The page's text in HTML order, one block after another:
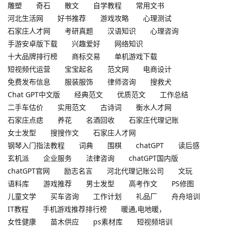
雕塑 奇石 散文 自学教程
常用文书
河北生活网
好书推荐 游戏攻略
心理测试
石家庄人才网
考研真题 汉语知识
心理咨询
手游安卓版下载
兴趣爱好
网络知识
十大品牌排行榜
商标交易
单机游戏下载
短视频代运营
宝宝起名 范文网
电商设计
免费发布信息
服装服饰 律师咨询
搜救犬
Chat GPT中文版
经典范文 优质范文
工作总结
二手车估价
实用范文 古诗词
衡水人才网
石家庄点痣
养花 名酒回收
石家庄代理记账
女士发型
搜搜作文
石家庄人才网
钢琴入门指法教程
词典 围棋 chatGPT
读后感
玄机派
企业服务 法律咨询
chatGPT国内版
chatGPT官网
励志名言 河北代理记账公司
文玩
语料库
游戏推荐 男士发型 高考作文
PS修图
儿童文学
买车咨询 工作计划 礼品厂
舟舟培训
IT教程
手机游戏推荐排行榜
暖通,电地暖，
女性健康
苗木供应 ps素材库 短视频培训